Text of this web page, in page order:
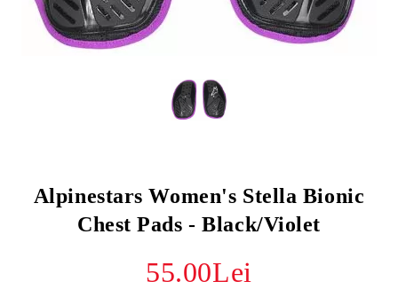
Alpinestars Women's Stella Bionic
Chest Pads - Black/Violet
55.00Lei